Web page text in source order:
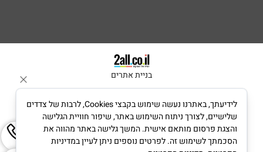
בניית אתרים
לידיעתך, באתרנו נעשה שימוש בקבצי Cookies, לרבות של צדדים
שלישיים, לצורך ניתוח השימוש באתר, שיפור חוויית הגלישה
והצגת פרסום מותאם אישית. המשך גלישה באתר מהווה את
הסכמתך לשימוש זה. לפרטים נוספים ניתן לעיין במדיניות